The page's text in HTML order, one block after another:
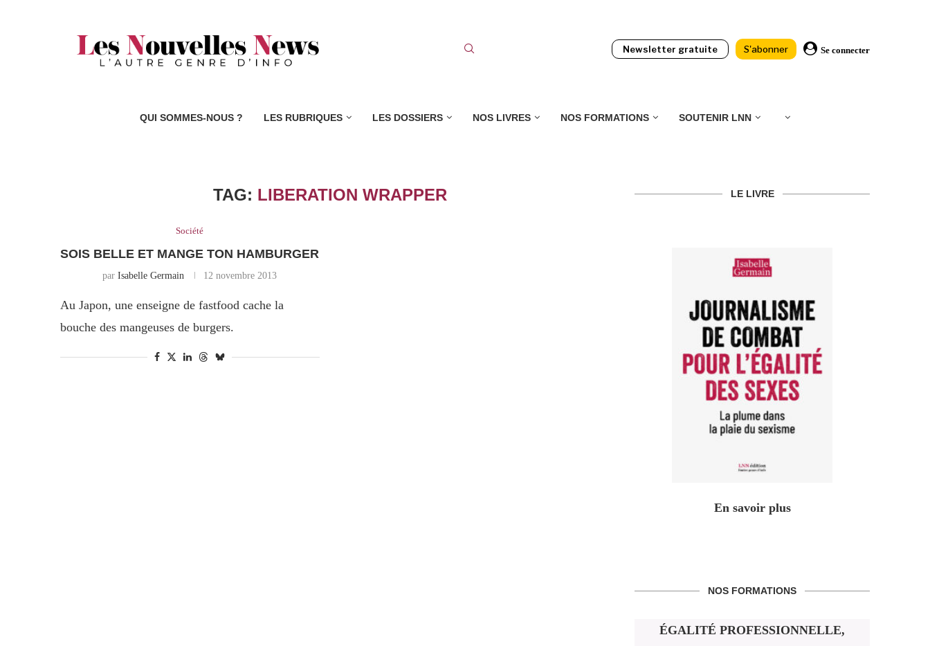
Newsletter gratuite S'abonner Se connecter
QUI SOMMES-NOUS ? LES RUBRIQUES LES DOSSIERS NOS LIVRES NOS FORMATIONS SOUTENIR LNN
TAG: LIBERATION WRAPPER
Société
SOIS BELLE ET MANGE TON HAMBURGER
parIsabelle Germain 12 novembre 2013
Au Japon, une enseigne de fastfood cache la
bouche des mangeuses de burgers.
LE LIVRE
En savoir plus
NOS FORMATIONS
ÉGALITÉ PROFESSIONNELLE,